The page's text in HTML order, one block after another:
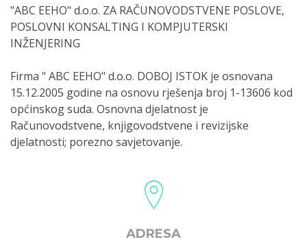
"ABC EEHO" d.o.o. ZA RAČUNOVODSTVENE POSLOVE,
POSLOVNI KONSALTING I KOMPJUTERSKI
INŽENJERING
Firma " ABC EEHO" d.o.o. DOBOJ ISTOK je osnovana
15.12.2005 godine na osnovu rješenja broj 1-13606 kod
općinskog suda. Osnovna djelatnost je
Računovodstvene, knjigovodstvene i revizijske
djelatnosti; porezno savjetovanje.
ADRESA